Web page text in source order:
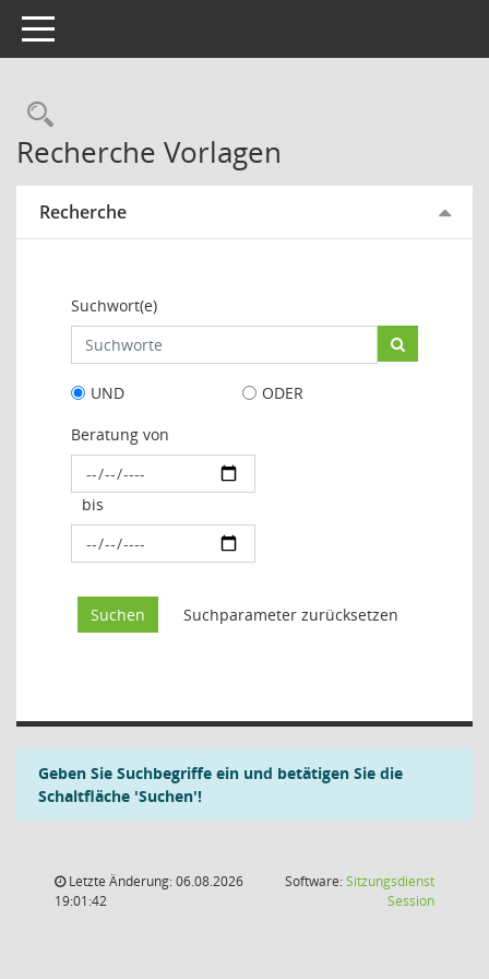
Toggle navigation
Rechercheauswahl
Recherche Vorlagen
Recherche
Suchwort(e)
UND
ODER
Beratung von
bis
Geben Sie Suchbegriffe ein und betätigen Sie die
Schaltfläche 'Suchen'!
Letzte Änderung: 06.08.2026
19:01:42
Software:Sitzungsdienst
Session(Wird in